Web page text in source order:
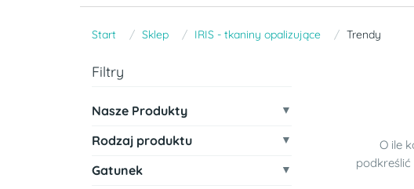
Start Sklep IRIS - tkaniny opalizujące Trendy
Filtry
Nasze Produkty
Rodzaj produktu
Gatunek
O ile
podkreślić